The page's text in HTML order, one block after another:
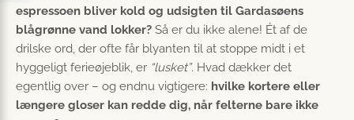
espressoen bliver kold og udsigten til Gardasøens
blågrønne vand lokker? Så er du ikke alene! Ét af de
drilske ord, der ofte får blyanten til at stoppe midt i et
hyggeligt ferieøjeblik, er “lusket”. Hvad dækker det
egentlig over – og endnu vigtigere: hvilke kortere eller
længere gloser kan redde dig, når felterne bare ikke